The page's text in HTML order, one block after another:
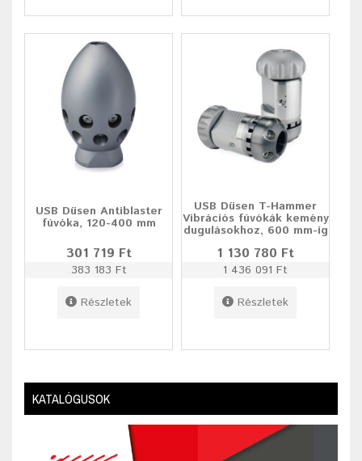
USB Düsen Antiblaster
fúvóka, 120-400 mm
301 719 Ft
383 183 Ft
Részletek
USB Düsen T-Hammer
Vibrációs fúvókák kemény
dugulásokhoz, 600 mm-ig
1 130 780 Ft
1 436 091 Ft
Részletek
KATALÓGUSOK